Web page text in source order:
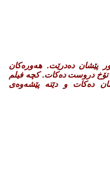
پێشان دەدرێت.هەورەکان
تۆخ دروست دەکات.کچە فیلم
دەکات و دێتە پێشەوەی